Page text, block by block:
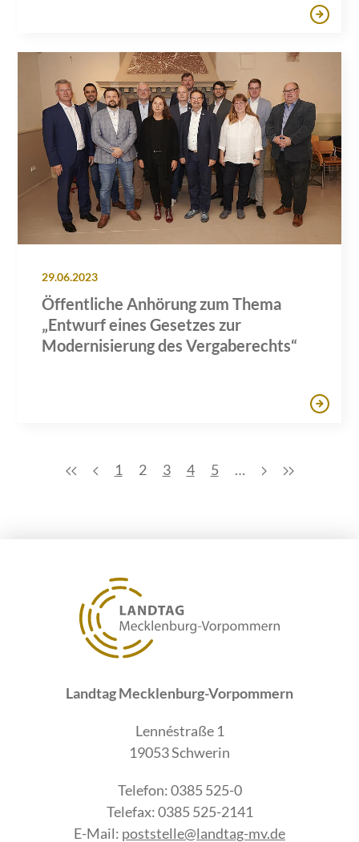
29.06.2023
Öffentliche Anhörung zum Thema
„Entwurf eines Gesetzes zur
Modernisierung des Vergaberechts“
1 2 3 4 5 …
Landtag Mecklenburg-Vorpommern
Lennéstraße 1
19053 Schwerin
Telefon: 0385 525-0
Telefax: 0385 525-2141
E-Mail: poststelle@landtag-mv.de